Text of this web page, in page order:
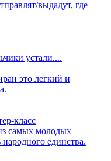
выдадут, где
устали....
это легкий и
класс
самых молодых
единства.